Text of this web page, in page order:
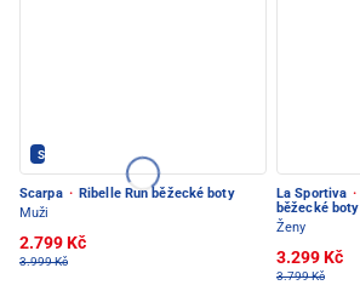
Scarpa - PEC POD SNĚŽKOU
Scarpa · Ribelle Run běžecké boty
Muži
2.799 Kč
3.999 Kč
La Sportiva ·
běžecké boty
Ženy
3.299 Kč
3.799 Kč